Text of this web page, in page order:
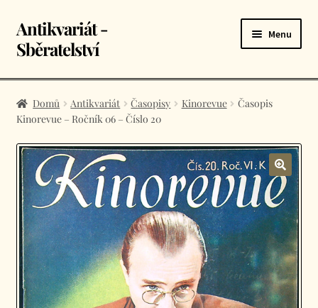
Přeskočit
na
Přejít
k
webu
Antikvariát -
Sběratelství
Menu
Úvodní stránka
E-shop
Košík
Kontakt
Domů Antikvariát Časopisy Kinorevue
Časopis
Kinorevue – Ročník 06 – Číslo 20